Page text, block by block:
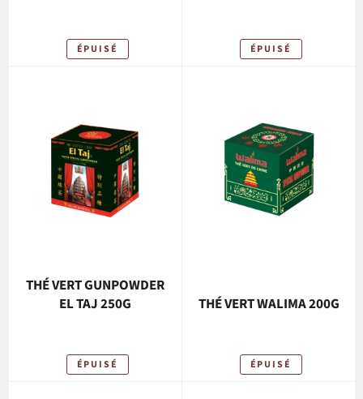
ÉPUISÉ ÉPUISÉ
THÉ VERT GUNPOWDER
EL TAJ 250G
ÉPUISÉ
THÉ VERT WALIMA 200G
ÉPUISÉ